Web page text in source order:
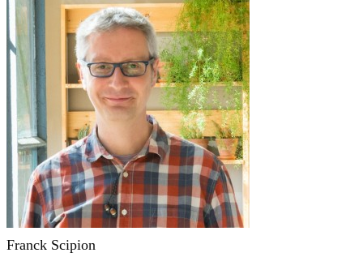
Franck Scipion